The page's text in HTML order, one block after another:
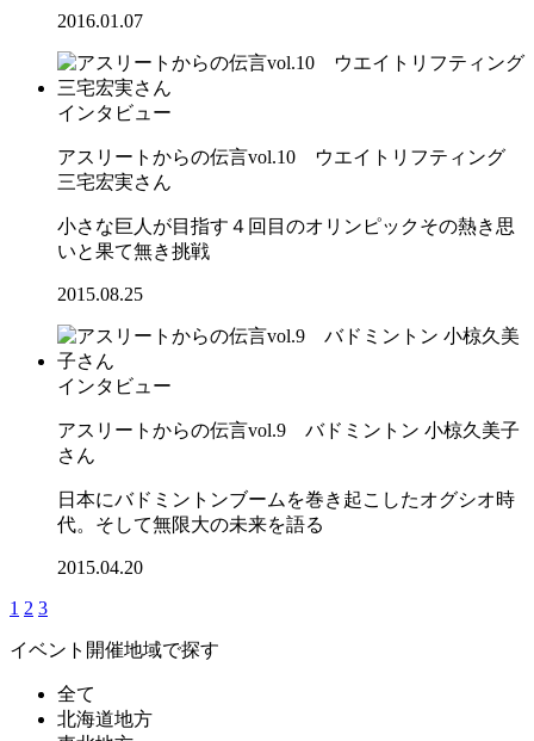
2016.01.07
インタビュー
アスリートからの伝言vol.10 ウエイトリフティング
三宅宏実さん
小さな巨人が目指す４回目のオリンピックその熱き思
いと果て無き挑戦
2015.08.25
インタビュー
アスリートからの伝言vol.9 バドミントン 小椋久美子
さん
日本にバドミントンブームを巻き起こしたオグシオ時
代。そして無限大の未来を語る
2015.04.20
1 2 3
イベント開催地域で探す
全て
北海道地方